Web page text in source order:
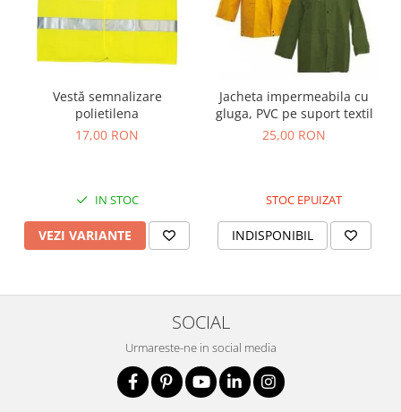
Vestă semnalizare
polietilena
17,00 RON
IN STOC
VEZI VARIANTE
Jacheta impermeabila cu
gluga, PVC pe suport textil
25,00 RON
STOC EPUIZAT
INDISPONIBIL
SOCIAL
Urmareste-ne in social media